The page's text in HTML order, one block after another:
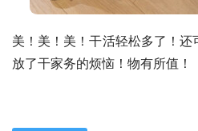
美！美！美！干活轻松多了！
放了干家务的烦恼！物有所值！